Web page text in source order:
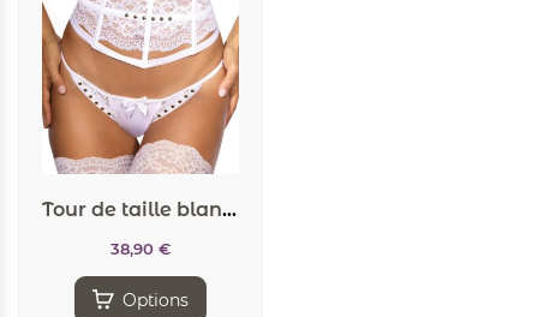
Tour de taille blanc V-9792 – Axami
38,90 €
Options